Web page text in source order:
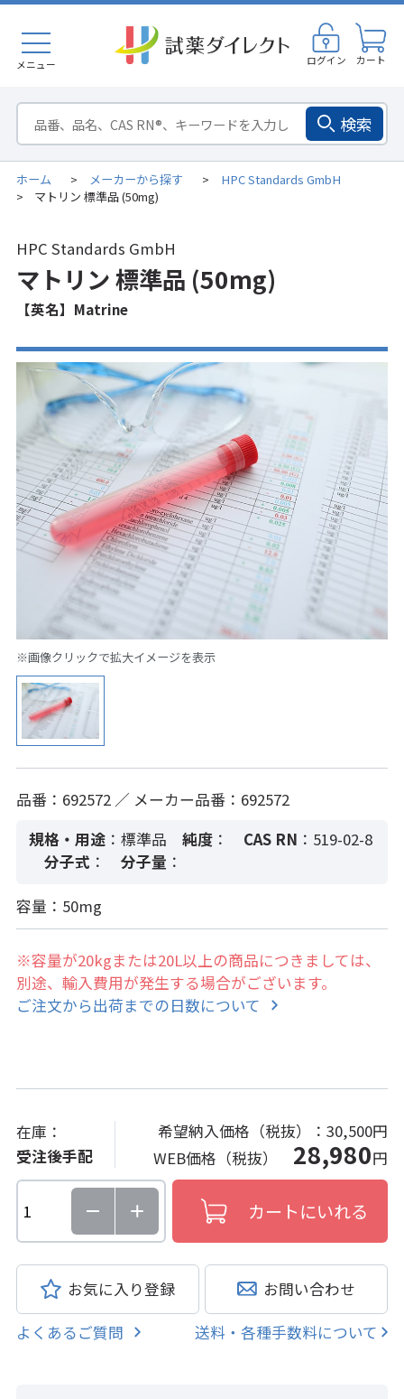
メニュー ログイン カート
検索
ホーム > メーカーから探す > HPC Standards GmbH
> マトリン 標準品 (50mg)
HPC Standards GmbH
マトリン 標準品 (50mg)
【英名】Matrine
※画像クリックで拡大イメージを表示
品番：692572 ／ メーカー品番：692572
規格・用途 ：標準品 純度： CAS RN ：519-02-8
分子式 ： 分子量 ：
容量：50mg
※容量が20kgまたは20L以上の商品につきましては、
別途、輸入費用が発生する場合がございます。
ご注文から出荷までの日数について
在庫：
受注後手配
希望納入価格（税抜）：30,500円
WEB価格（税抜） 28,980円
お気に入り登録 お問い合わせ
よくあるご質問 送料・各種手数料について